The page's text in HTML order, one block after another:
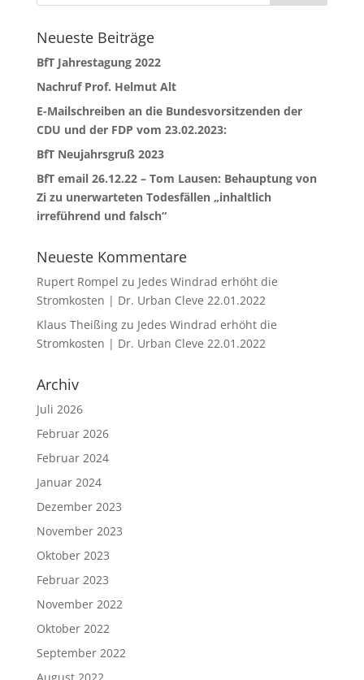
Neueste Beiträge
BfT Jahrestagung 2022
Nachruf Prof. Helmut Alt
E-Mailschreiben an die Bundesvorsitzenden der
CDU und der FDP vom 23.02.2023:
BfT Neujahrsgruß 2023
BfT email 26.12.22 – Tom Lausen: Behauptung von
Zi zu unerwarteten Todesfällen „inhaltlich
irreführend und falsch“
Neueste Kommentare
Rupert Rompel zu Jedes Windrad erhöht die
Stromkosten | Dr. Urban Cleve 22.01.2022
Klaus Theißingzu Jedes Windrad erhöht die
Stromkosten | Dr. Urban Cleve 22.01.2022
Archiv
Juli 2026
Februar 2026
Februar 2024
Januar 2024
Dezember 2023
November 2023
Oktober 2023
Februar 2023
November 2022
Oktober 2022
September 2022